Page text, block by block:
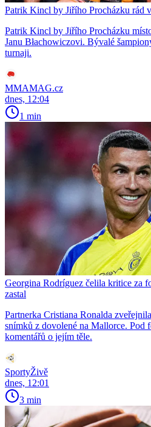
Patrik Kincl by Jiřího Procházku rád
Patrik Kincl by Jiřího Procházku
Janu Błachowiczovi. Bývalé
turnaji.
MMAMAG.cz
dnes, 12:04
1 min
Georgina Rodríguez čelila kritice za
zastal
Partnerka Cristiana Ronalda
snímků z dovolené na Mallorce. Pod
komentářů o jejím těle.
SportyŽivě
dnes, 12:01
3 min